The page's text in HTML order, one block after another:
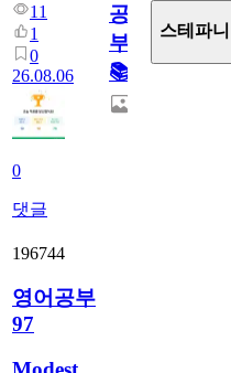
11
1
0
26.08.06
0
댓글
공
부!
📚
스테파니
196744
영어공부
97